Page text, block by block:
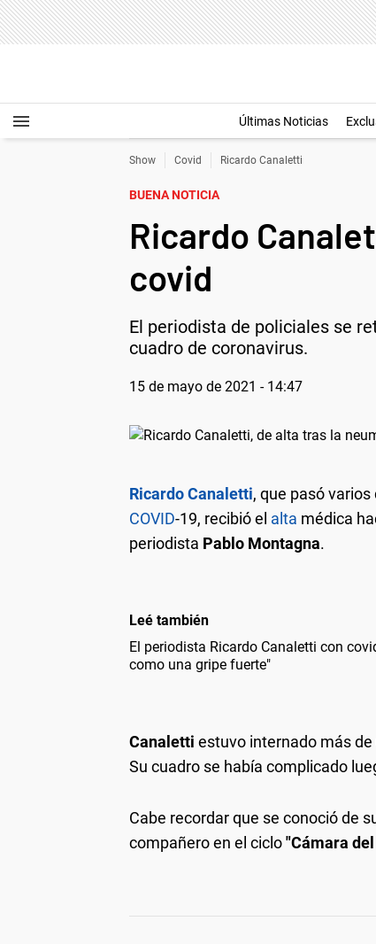
Últimas Noticias
Show Covid Ricardo Canaletti
BUENA NOTICIA
Ricardo
covid
El periodista de policiales se
cuadro de coronavirus.
15 de mayo de 2021 - 14:47
Ricardo Canaletti, que pasó
COVID-19, recibió el alta médica
periodista Pablo Montagna.
Leé también
El periodista Ricardo Canaletti con
como una gripe fuerte"
Canaletti estuvo internado más
Su cuadro se había complicado
Cabe recordar que se conoció de
compañero en el ciclo"Cámara